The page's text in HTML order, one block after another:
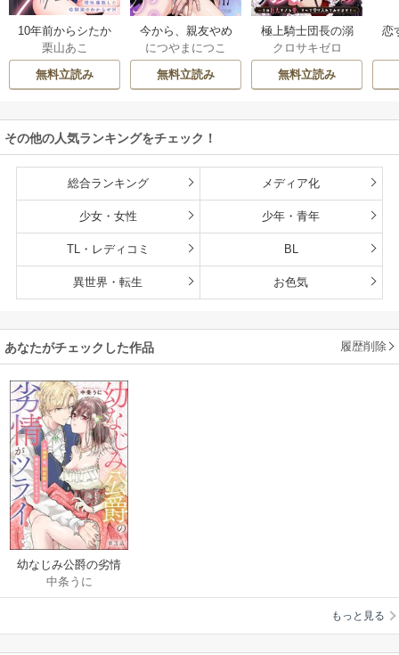
10年前からシたか
った。～理性爆散
した幼馴染のわか
らせＨ
栗山あこ
無料立読み
今から、親友やめ
ようか。～腐れ縁
同僚は甘い快楽で
私を壊す～
につやまにつこ
無料立読み
極上騎士団長の溺
愛調教～その巨大
すぎる愛、すべて
受け入れてみせま
クロサキゼロ
無料立読み
恋
その他の人気ランキングをチェック！
総合ランキング メディア化
少女・女性 少年・青年
TL・レディコミ BL
異世界・転生 お色気
あなたがチェックした作品 履歴削除
幼なじみ公爵の劣情
がツライ この溺愛
は、10年前から決ま
（分冊版）
中条うに
もっと見る